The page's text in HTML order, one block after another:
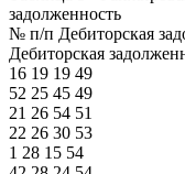
задолженность
№ п/п Дебиторская
Дебиторская
16 19 19 49
52 25 45 49
21 26 54 51
22 26 30 53
1 28 15 54